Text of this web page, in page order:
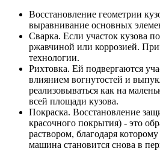
Восстановление геометрии
выравнивание основных
Сварка. Если участок кузова
ржавчиной или коррозией.
технологии.
Рихтовка. Ей подвергаются
влиянием вогнутостей и
реализовываться как на
всей площади кузова.
Покраска. Восстановление
красочного покрытия) - это
раствором, благодаря
машина становится снова в